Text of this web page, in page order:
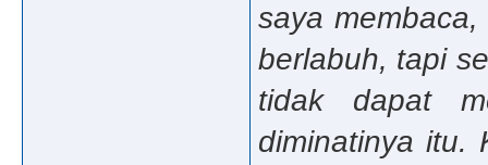
saya
berlabuh, tapi
tidak dapat
diminatinya itu.